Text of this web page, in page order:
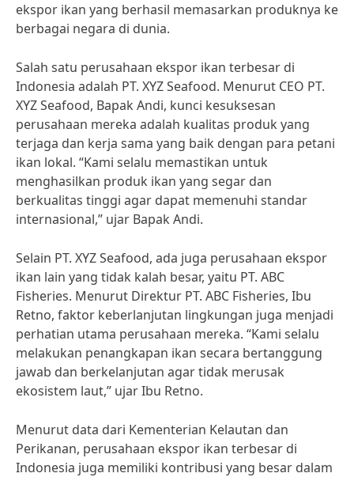
ekspor ikan yang berhasil memasarkan produknya ke
berbagai negara di dunia.
Salah satu perusahaan ekspor ikan terbesar di
Indonesia adalah PT. XYZ Seafood. Menurut CEO PT.
XYZ Seafood, Bapak Andi, kunci kesuksesan
perusahaan mereka adalah kualitas produk yang
terjaga dan kerja sama yang baik dengan para petani
ikan lokal. “Kami selalu memastikan untuk
menghasilkan produk ikan yang segar dan
berkualitas tinggi agar dapat memenuhi standar
internasional,” ujar Bapak Andi.
Selain PT. XYZ Seafood, ada juga perusahaan ekspor
ikan lain yang tidak kalah besar, yaitu PT. ABC
Fisheries. Menurut Direktur PT. ABC Fisheries, Ibu
Retno, faktor keberlanjutan lingkungan juga menjadi
perhatian utama perusahaan mereka. “Kami selalu
melakukan penangkapan ikan secara bertanggung
jawab dan berkelanjutan agar tidak merusak
ekosistem laut,” ujar Ibu Retno.
Menurut data dari Kementerian Kelautan dan
Perikanan, perusahaan ekspor ikan terbesar di
Indonesia juga memiliki kontribusi yang besar dalam